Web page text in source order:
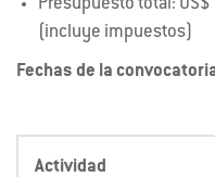
Presupuesto total:
(incluye impuestos)
Fechas de la
Actividad